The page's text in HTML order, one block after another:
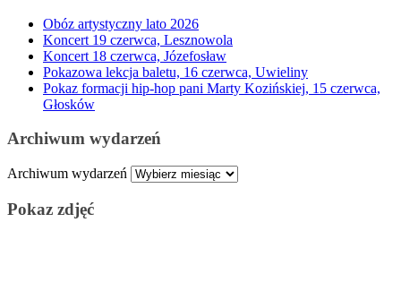
Obóz artystyczny lato 2026
Koncert 19 czerwca, Lesznowola
Koncert 18 czerwca, Józefosław
Pokazowa lekcja baletu, 16 czerwca, Uwieliny
Pokaz formacji hip-hop pani Marty Kozińskiej, 15 czerwca,
Głosków
Archiwum wydarzeń
Archiwum wydarzeń
Pokaz zdjęć